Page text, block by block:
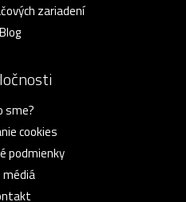
zariadení
Blog
sme?
cookies
podmienky
médiá